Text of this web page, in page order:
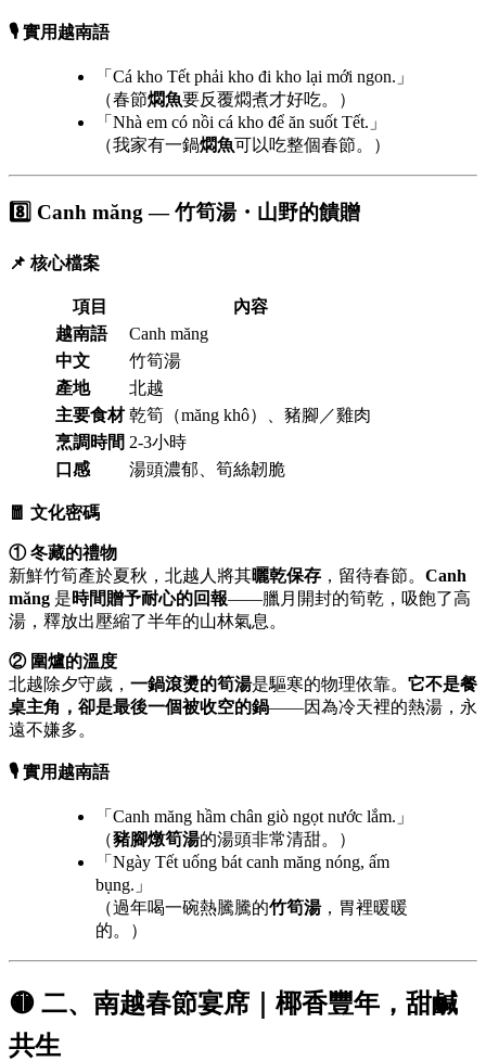
🎙️ 實用越南語
「Cá kho Tết phải kho đi kho lại mới ngon.」
（春節燜魚要反覆燜煮才好吃。）
「Nhà em có nồi cá kho để ăn suốt Tết.」
（我家有一鍋燜魚可以吃整個春節。）
8️⃣ Canh măng — 竹筍湯・山野的饋贈
📌 核心檔案
項目
內容
越南語
Canh măng
中文
竹筍湯
產地
北越
主要食材 乾筍（măng khô）、豬腳／雞肉
烹調時間 2-3小時
口感
湯頭濃郁、筍絲韌脆
🧧 文化密碼
① 冬藏的禮物
新鮮竹筍產於夏秋，北越人將其曬乾保存 ，留待春節。 Canh
măng 是時間贈予耐心的回報——臘月開封的筍乾，吸飽了高
湯，釋放出壓縮了半年的山林氣息。
② 圍爐的溫度
北越除夕守歲， 一鍋滾燙的筍湯是驅寒的物理依靠。 它不是餐
桌主角，卻是最後一個被收空的鍋——因為冷天裡的熱湯，永
遠不嫌多。
🎙️ 實用越南語
「Canh măng hầm chân giò ngọt nước lắm.」
（豬腳燉筍湯的湯頭非常清甜。）
「Ngày Tết uống bát canh măng nóng, ấm
bụng.」
（過年喝一碗熱騰騰的竹筍湯，胃裡暖暖
的。）
🟡 二、南越春節宴席｜椰香豐年，甜鹹
共生